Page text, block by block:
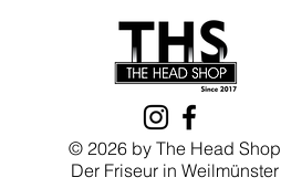
© 2026 by The Head Shop
Der Friseur in Weilmünster